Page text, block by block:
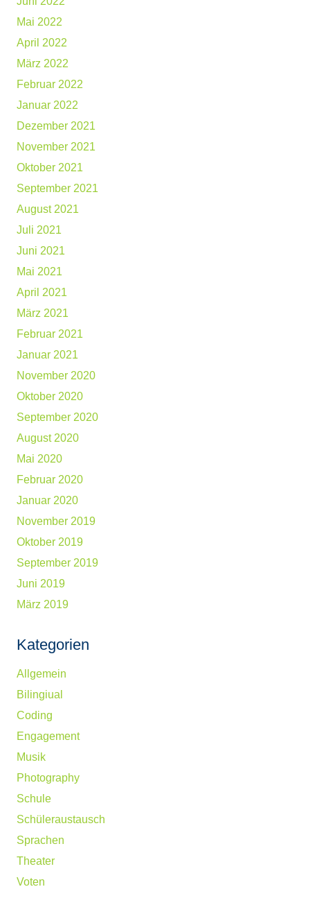
Mai 2022
April 2022
März 2022
Februar 2022
Januar 2022
Dezember 2021
November 2021
Oktober 2021
September 2021
August 2021
Juli 2021
Juni 2021
Mai 2021
April 2021
März 2021
Februar 2021
Januar 2021
November 2020
Oktober 2020
September 2020
August 2020
Mai 2020
Februar 2020
Januar 2020
November 2019
Oktober 2019
September 2019
Juni 2019
März 2019
Kategorien
Allgemein
Bilingiual
Coding
Engagement
Musik
Photography
Schule
Schüleraustausch
Sprachen
Theater
Voten